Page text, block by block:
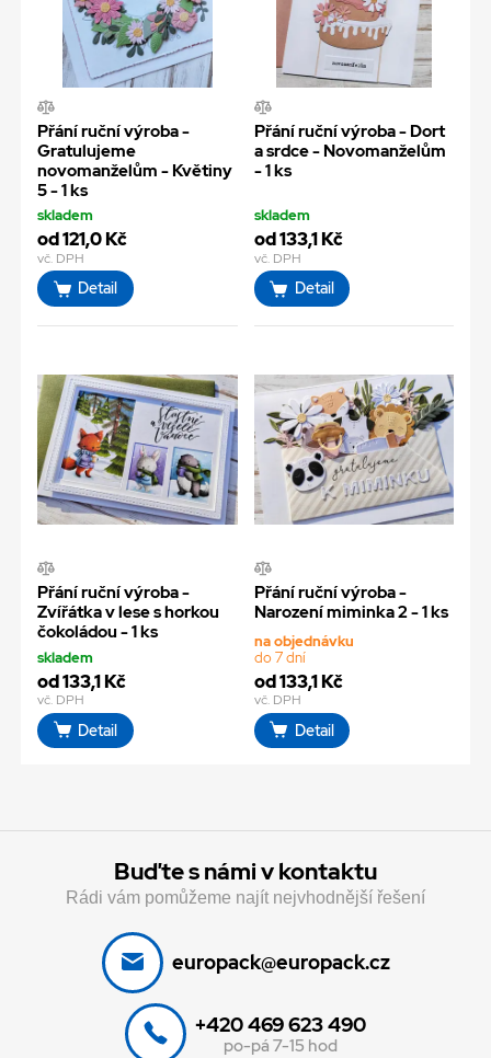
Přání ruční výroba -
Gratulujeme
novomanželům - Květiny
5 - 1 ks
skladem
od 121,0 Kč
vč. DPH
Detail
Přání ruční výroba - Dort
a srdce - Novomanželům
- 1 ks
skladem
od 133,1 Kč
vč. DPH
Detail
Přání ruční výroba -
Zvířátka v lese s horkou
čokoládou - 1 ks
skladem
od 133,1 Kč
vč. DPH
Detail
Přání ruční výroba -
Narození miminka 2 - 1 ks
na objednávku
do 7 dní
od 133,1 Kč
vč. DPH
Detail
Buďte s námi v kontaktu
Rádi vám pomůžeme najít nejvhodnější řešení
europack@europack.cz
+420 469 623 490
po-pá 7-15 hod